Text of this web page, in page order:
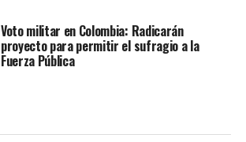
Voto militar en Colombia: Radicarán
proyecto para permitir el sufragio a la
Fuerza Pública